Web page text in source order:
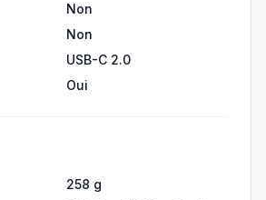
Non
Non
USB-C 2.0
Oui
258 g